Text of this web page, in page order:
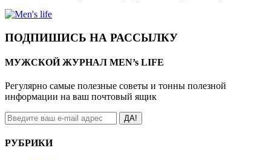
ПОДПИШИСЬ НА РАССЫЛКУ
МУЖСКОЙ ЖУРНАЛ MEN’s LIFE
Регулярно самые полезные советы и тонны полезной
информации на ваш почтовый ящик
ДА!
РУБРИКИ